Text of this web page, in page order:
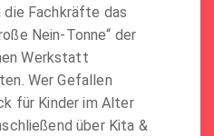
die Fachkräfte das
Nein-Tonne“ der
Werkstatt
Wer Gefallen
für Kinder im Alter
über Kita &